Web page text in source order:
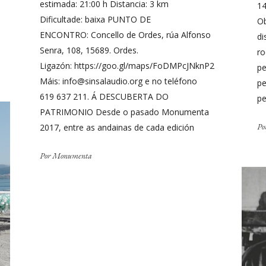
estimada: 21:00 h Distancia: 3 km
Dificultade: baixa PUNTO DE
ENCONTRO: Concello de Ordes, rúa Alfonso
Senra, 108, 15689. Ordes.
Ligazón: https://goo.gl/maps/FoDMPcJNknP2
Máis: info@sinsalaudio.org e no teléfono
619 637 211. Á DESCUBERTA DO
PATRIMONIO Desde o pasado Monumenta
2017, entre as andainas de cada edición
Por Monumenta